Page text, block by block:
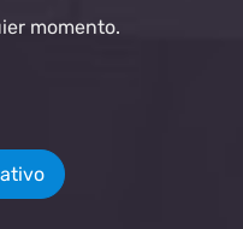
momento.